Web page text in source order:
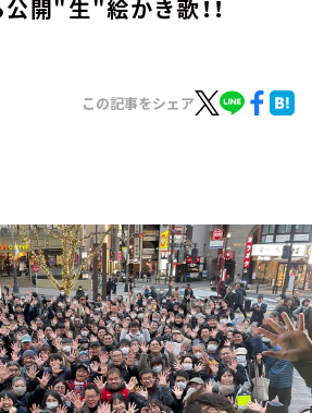
ズ
開"生"絵かき歌！！
この記事をシェア